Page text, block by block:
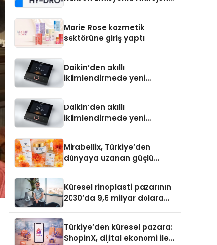
Aldı
Marie Rose kozmetik
sektörüne giriş yaptı
Daikin’den akıllı
iklimlendirmede yeni
Daikin’den akıllı
iklimlendirmede yeni
Mirabellix, Türkiye’den
dünyaya uzanan güçlü
Küresel rinoplasti pazarının
2030’da 9,6 milyar dolara
Türkiye’den küresel pazara:
ShopinX, dijital ekonomi ile